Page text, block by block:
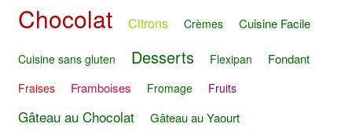
Chocolat Citrons Crèmes Cuisine Facile
Cuisine sans gluten Desserts Flexipan Fondant
Fraises Framboises Fromage Fruits
Gâteau au Chocolat
Gâteau au Yaourt